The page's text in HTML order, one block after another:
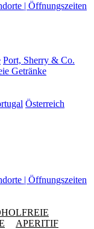
| Öffnungszeiten
Port, Sherry & Co.
Getränke
Österreich
| Öffnungszeiten
APERITIF